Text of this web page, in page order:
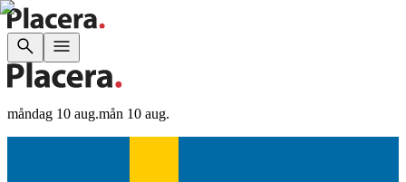
måndag 10 aug.mån 10 aug.